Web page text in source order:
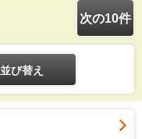
次の10件
並び替え